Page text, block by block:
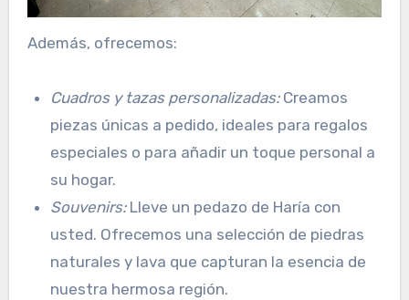
Además, ofrecemos:
Cuadros y tazas personalizadas:Creamos
piezas únicas a pedido, ideales para regalos
especiales o para añadir un toque personal a
su hogar.
Souvenirs:Lleve un pedazo de Haría con
usted. Ofrecemos una selección de piedras
naturales y lava que capturan la esencia de
nuestra hermosa región.